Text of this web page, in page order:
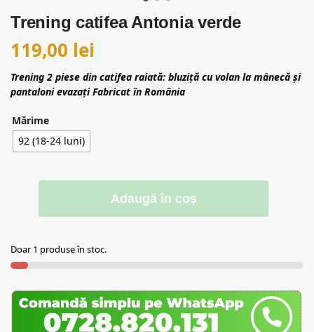
Trening catifea Antonia verde
119,00 lei
Trening 2 piese din catifea raiată: bluziță cu volan la mânecă și
pantaloni evazați Fabricat în România
Mărime
92 (18-24 luni)
Adaugă în coș
Doar 1 produse în stoc.